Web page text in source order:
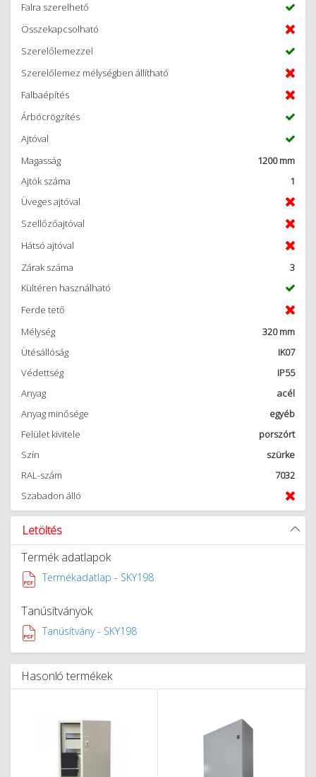
Falra szerelhető
Összekapcsolható
Szerelőlemezzel
Szerelőlemez mélységben állítható
Falbaépítés
Árbócrögzítés
Ajtóval
Magasság
1200 mm
Ajtók száma
1
Üveges ajtóval
Szellőzőajtóval
Hátsó ajtóval
Zárak száma
3
Kültéren használható
Ferde tető
Mélység
320 mm
Ütésállóság
IK07
Védettség
IP55
Anyag
acél
Anyag minősége
egyéb
Felület kivitele
porszórt
Szín
szürke
RAL-szám
7032
Szabadon álló
Letöltés
Termék adatlapok
Termékadatlap - SKY198
Tanúsítványok
Tanúsítvány - SKY198
Hasonló termékek